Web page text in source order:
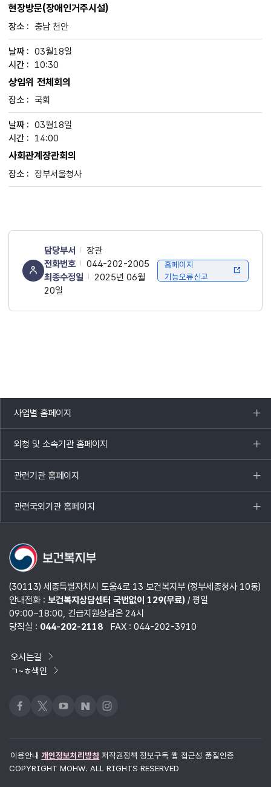
현장방문(장애인거주시설)
충남 천안
03월18일
10:30
상임위 전체회의
국회
03월18일
14:00
사회관계장관회의
정부서울청사
담당부서
장관
전화번호
044-202-2005
최종수정일
2025년 06월
20일
홈페이지
기능오류신고
사업별 홈페이지
목록
열기
외청 및 소속기관 홈페이지
목록
열기
관련기관 홈페이지
목록
열기
관련국외기관 홈페이지
목록
열기
(30113) 세종특별자치시 도움4로 13 보건복지부 (정부세종청사 10동)
안내전화 : 보건복지상담센터 국번없이 129(무료)/ 평일
09:00~18:00, 긴급지원상담은 24시
당직실 : 044-202-2118 FAX : 044-202-3910
오시는길
ㄱ~ㅎ색인
페이스북
x 유튜브네이버블로그
인스타그램
이용안내 개인정보처리방침 저작권정책 정보구독 웹 접근성 품질인증
COPYRIGHT MOHW. ALL RIGHTS RESERVED